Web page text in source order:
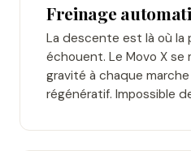
Freinage
La descente est là où la
échouent. Le Movo X
gravité à chaque
régénératif. Impossible